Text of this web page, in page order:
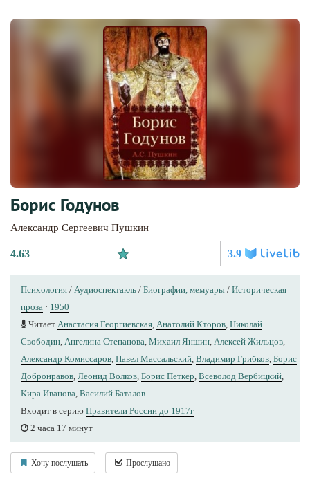
Борис Годунов
Александр Сергеевич Пушкин
4.63 3.9
Психология / Аудиоспектакль / Биографии, мемуары / Историческая
проза · 1950
Читает Анастасия Георгиевская, Анатолий Кторов, Николай
Свободин, Ангелина Степанова, Михаил Яншин, Алексей Жильцов,
Александр Комиссаров, Павел Массальский, Владимир Грибков, Борис
Добронравов, Леонид Волков, Борис Петкер, Всеволод Вербицкий,
Кира Иванова, Василий Баталов
Входит в серию Правители России до 1917г
2 часа 17 минут
Хочу послушать Прослушано